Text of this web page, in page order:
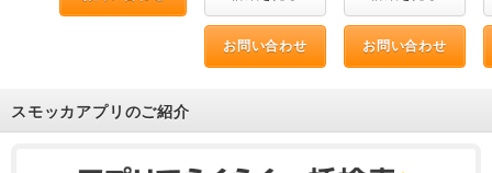
お問い合わせ お問い合わせ
スモッカアプリのご紹介